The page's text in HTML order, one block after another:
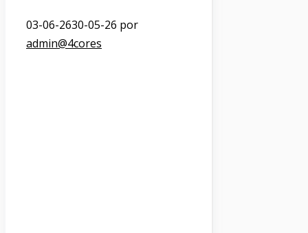
03-06-2630-05-26 por
admin@4cores